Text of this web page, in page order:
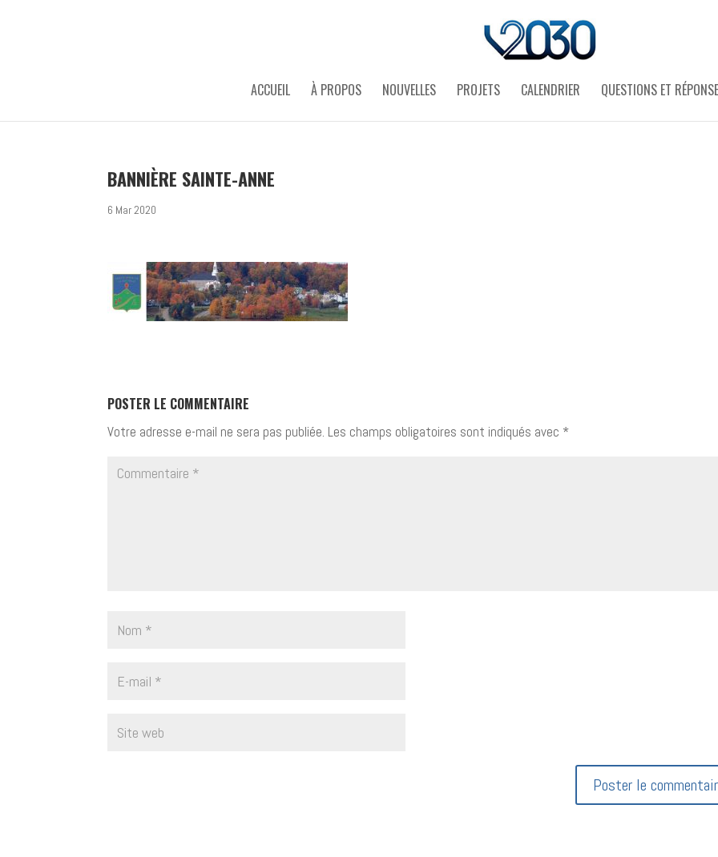
ACCUEIL À PROPOS NOUVELLES PROJETS CALENDRIER QUESTIONS ET
BANNIÈRE SAINTE-ANNE
6 Mar 2020
POSTER LE COMMENTAIRE
Votre adresse e-mail ne sera pas publiée. Les champs obligatoires sont indiqués avec *